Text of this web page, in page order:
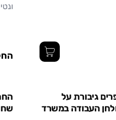
החל מ
גיבורת על
העבודה במשרד